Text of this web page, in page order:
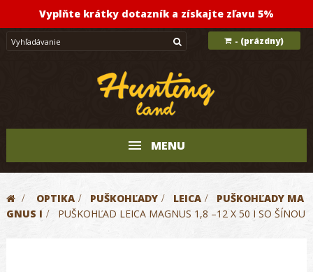
Vyplňte krátky dotazník a získajte zľavu 5%
- (prázdny)
MENU
> OPTIKA > PUŠKOHĽADY > LEICA >
PUŠKOHĽADY MA
GNUS I > PUŠKOHĽAD LEICA MAGNUS 1,8 –12 X 50 I SO ŠÍNOU